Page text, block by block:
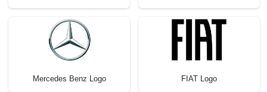
Mercedes Benz Logo FIAT Logo